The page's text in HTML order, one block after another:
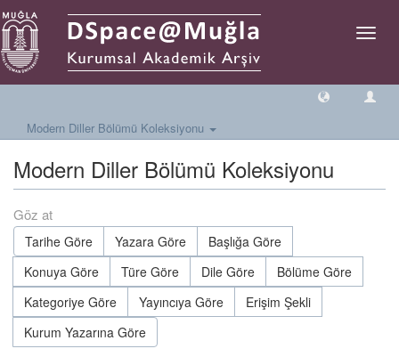
Geçiş
Modern Diller Bölümü Koleksiyonu
Modern Diller Bölümü Koleksiyonu
Göz at
Tarihe Göre Yazara Göre
Başlığa Göre
Konuya Göre
Türe Göre Dile Göre
Bölüme Göre
Kategoriye Göre
Yayıncıya Göre
Erişim Şekli
Kurum Yazarına Göre